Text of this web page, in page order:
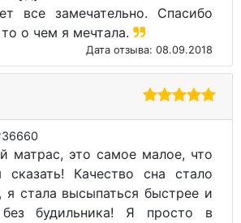
все замечательно. Спасибо
о чем я мечтала.
Дата отзыва: 08.09.2018
матрас, это самое малое, что
Качество сна стало
я стала высыпаться быстрее и
будильника! Я просто в